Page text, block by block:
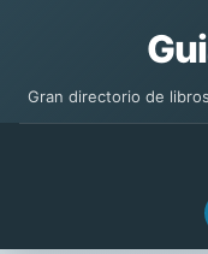
Gran directorio de